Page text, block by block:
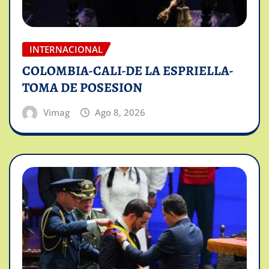
INTERNACIONAL
COLOMBIA-CALI-DE LA ESPRIELLA-
TOMA DE POSESION
Vimag Ago 8, 2026